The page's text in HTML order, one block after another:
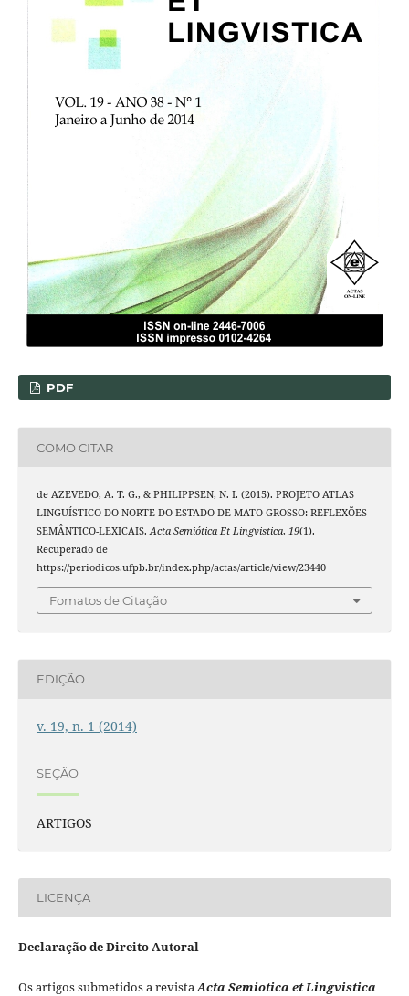
PDF
COMO CITAR
de AZEVEDO, A. T. G., & PHILIPPSEN, N. I. (2015). PROJETO ATLAS
LINGUÍSTICO DO NORTE DO ESTADO DE MATO GROSSO: REFLEXÕES
SEMÂNTICO-LEXICAIS.Acta Semiótica Et Lingvistica, 19(1).
Recuperado de
https://periodicos.ufpb.br/index.php/actas/article/view/23440
Fomatos de Citação
EDIÇÃO
v. 19, n. 1 (2014)
SEÇÃO
ARTIGOS
LICENÇA
Declaração de Direito Autoral
Os artigos submetidos a revistaActa Semiotica et Lingvistica